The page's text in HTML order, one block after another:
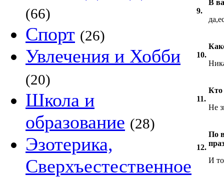
(66)
Спорт (26)
Увлечения и Хобби
(20)
Школа и
образование (28)
Эзотерика,
Сверхъестественное
9.
В
10.
11.
Кто
Не
12.
По
И